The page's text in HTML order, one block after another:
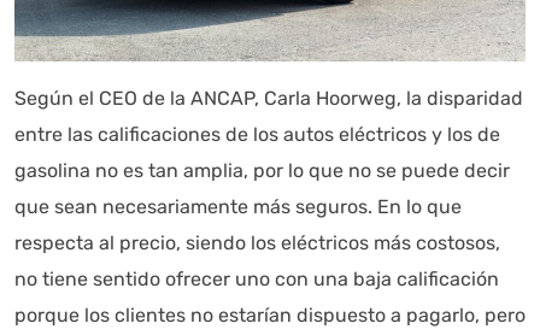
Según el CEO de la ANCAP, Carla Hoorweg, la disparidad
entre las calificaciones de los autos eléctricos y los de
gasolina no es tan amplia, por lo que no se puede decir
que sean necesariamente más seguros. En lo que
respecta al precio, siendo los eléctricos más costosos,
no tiene sentido ofrecer uno con una baja calificación
porque los clientes no estarían dispuesto a pagarlo, pero